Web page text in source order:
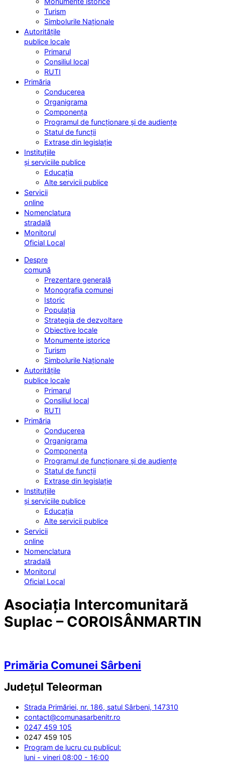
Turism
Simbolurile Naționale
Autoritățile
publice locale
Primarul
Consiliul local
RUTI
Primăria
Conducerea
Organigrama
Componența
Programul de funcționare și de audiențe
Statul de funcții
Extrase din legislație
Instituțiile
și serviciile publice
Educația
Alte servicii publice
Servicii
online
Nomenclatura
stradală
Monitorul
Oficial Local
Despre
comună
Prezentare generală
Monografia comunei
Istoric
Populația
Strategia de dezvoltare
Obiective locale
Monumente istorice
Turism
Simbolurile Naționale
Autoritățile
publice locale
Primarul
Consiliul local
RUTI
Primăria
Conducerea
Organigrama
Componența
Programul de funcționare și de audiențe
Statul de funcții
Extrase din legislație
Instituțiile
și serviciile publice
Educația
Alte servicii publice
Servicii
online
Nomenclatura
stradală
Monitorul
Oficial Local
Asociația Intercomunitară
Suplac – COROISÂNMARTIN
Primăria Comunei Sârbeni
Județul Teleorman
Strada Primăriei, nr. 186, satul Sârbeni, 147310
contact@comunasarbenitr.ro
0247 459 105
0247 459 105
Program de lucru cu publicul:
luni - vineri 08:00 - 16:00